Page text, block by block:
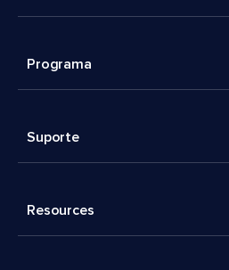
Programa
Suporte
Resources